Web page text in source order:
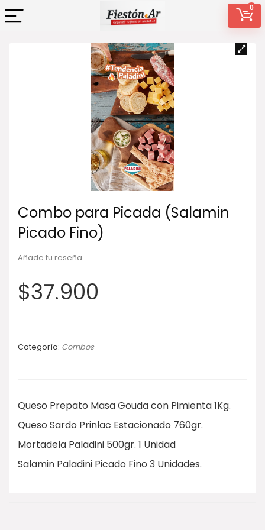
0
Combo para Picada (Salamin
Picado Fino)
Añade tu reseña
$37.900
Categoría: Combos
Queso Prepato Masa Gouda con Pimienta 1Kg.
Queso Sardo Prinlac Estacionado 760gr.
Mortadela Paladini 500gr. 1 Unidad
Salamin Paladini Picado Fino 3 Unidades.